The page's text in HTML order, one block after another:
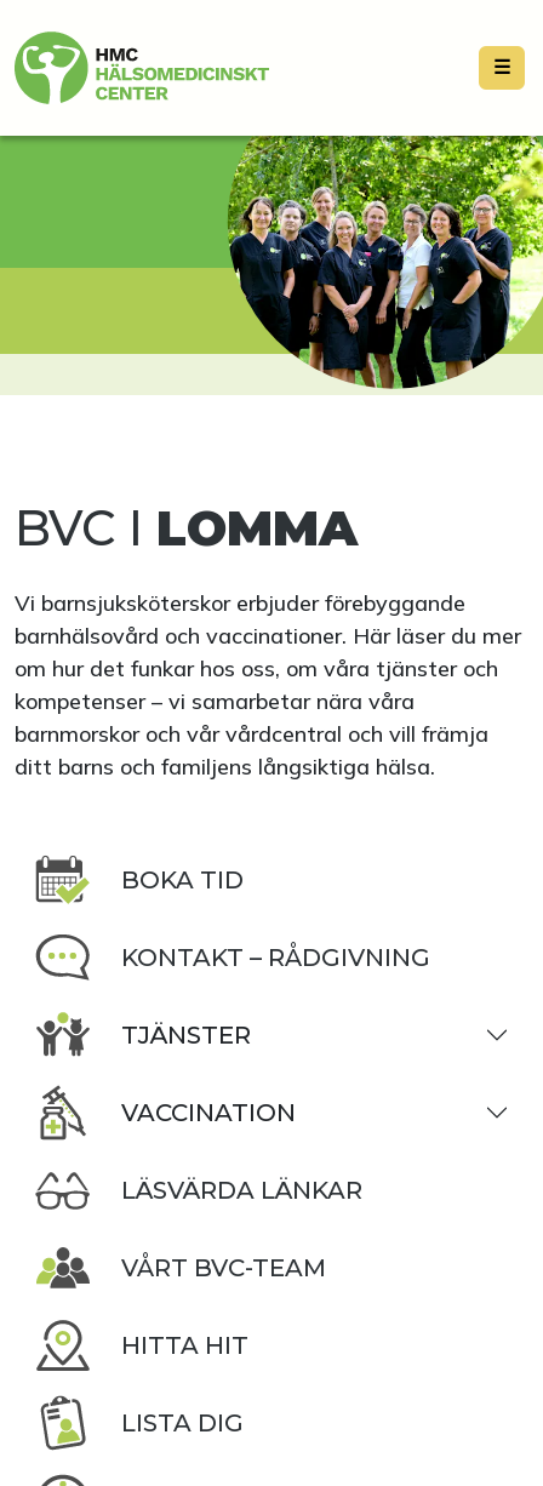
☰
BVC I LOMMA
Vi barnsjuksköterskor erbjuder förebyggande
barnhälsovård och vaccinationer. Här läser du mer
om hur det funkar hos oss, om våra tjänster och
kompetenser – vi samarbetar nära våra
barnmorskor och vår vårdcentral och vill främja
ditt barns och familjens långsiktiga hälsa.
BOKA TID
KONTAKT – RÅDGIVNING
TJÄNSTER
VACCINATION
LÄSVÄRDA LÄNKAR
VÅRT BVC-TEAM
HITTA HIT
LISTA DIG